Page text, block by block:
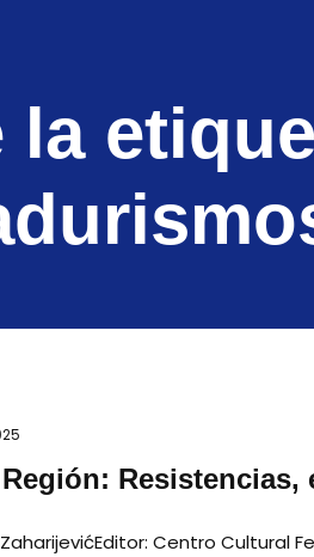
Resistencias,
Centro Cultural